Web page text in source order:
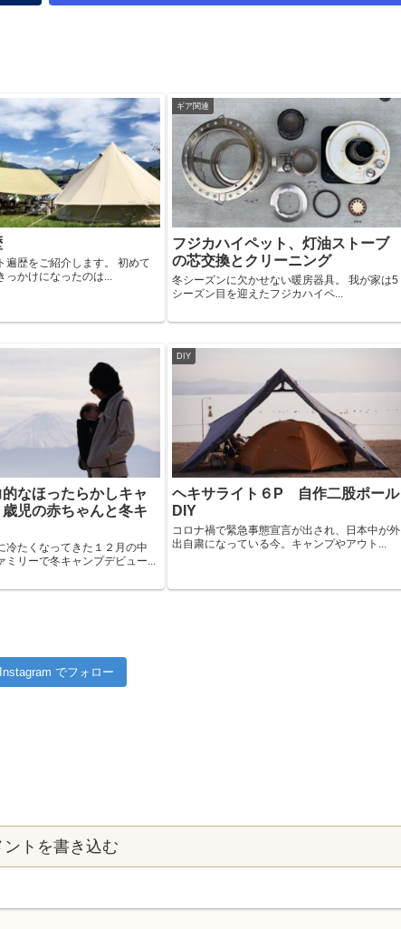
遍歴をご紹介します。 初めて
っかけになったのは...
ギア関連
フジカハイペット、灯油ストーブ
の芯交換とクリーニング
冬シーズンに欠かせない暖房器具。 我が家は5
シーズン目を迎えたフジカハイペ...
なほったらかしキャ
児の赤ちゃんと冬キ
冷たくなってきた１２月の中
ミリーで冬キャンプデビュー...
DIY
ヘキサライト６P 自作二股ポール
DIY
コロナ禍で緊急事態宣言が出され、日本中が外
出自粛になっている今。キャンプやアウト...
Instagram でフォロー
ントを書き込む